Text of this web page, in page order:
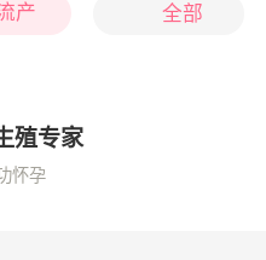
产
膜薄
全部
殖专家
怀孕